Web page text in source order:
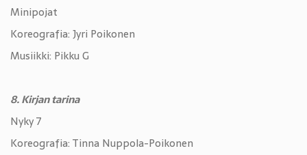
Minipojat
Koreografia: Jyri Poikonen
Musiikki: Pikku G
8. Kirjan tarina
Nyky 7
Koreografia: Tinna Nuppola-Poikonen